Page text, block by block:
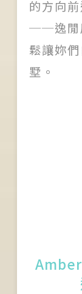
Follow us
的方向
──逸閒
鬆讓妳
墅。